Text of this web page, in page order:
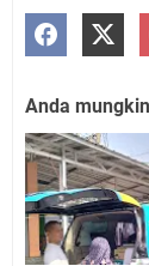
Anda